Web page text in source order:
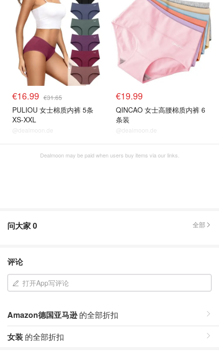
€16.99 €31.65
PULIOU 女士棉质内裤 5条
XS-XXL
@dealmoon.de
€19.99
QINCAO 女士高腰棉质内裤 6
条装
@dealmoon.de
Dealmoon may be paid when users buy items via our links.
问大家0 全部
评论
打开App写评论
Amazon德国亚马逊的全部折扣
女装 的全部折扣